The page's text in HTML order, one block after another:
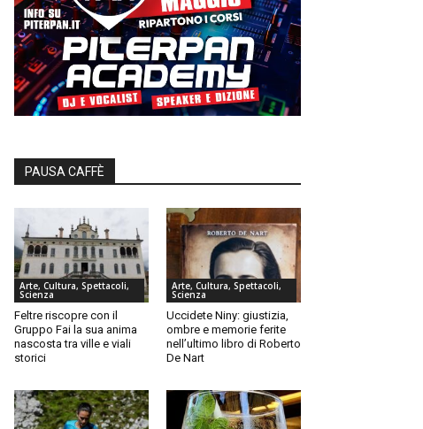
PAUSA CAFFÈ
Arte, Cultura, Spettacoli,
Scienza
Feltre riscopre con il
Gruppo Fai la sua anima
nascosta tra ville e viali
storici
Arte, Cultura, Spettacoli,
Scienza
Uccidete Niny: giustizia,
ombre e memorie ferite
nell’ultimo libro di Roberto
De Nart